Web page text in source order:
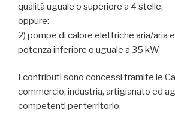
qualità uguale o superiore a 4 stelle;
oppure:
2) pompe di calore elettriche aria/aria
potenza inferiore o uguale a 35 kW.
I contributi sono concessi tramite le
commercio, industria, artigianato ed
competenti per territorio.